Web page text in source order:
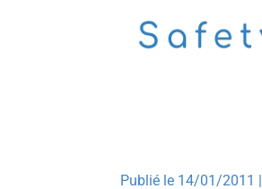
Publié le 14/01/2011 |